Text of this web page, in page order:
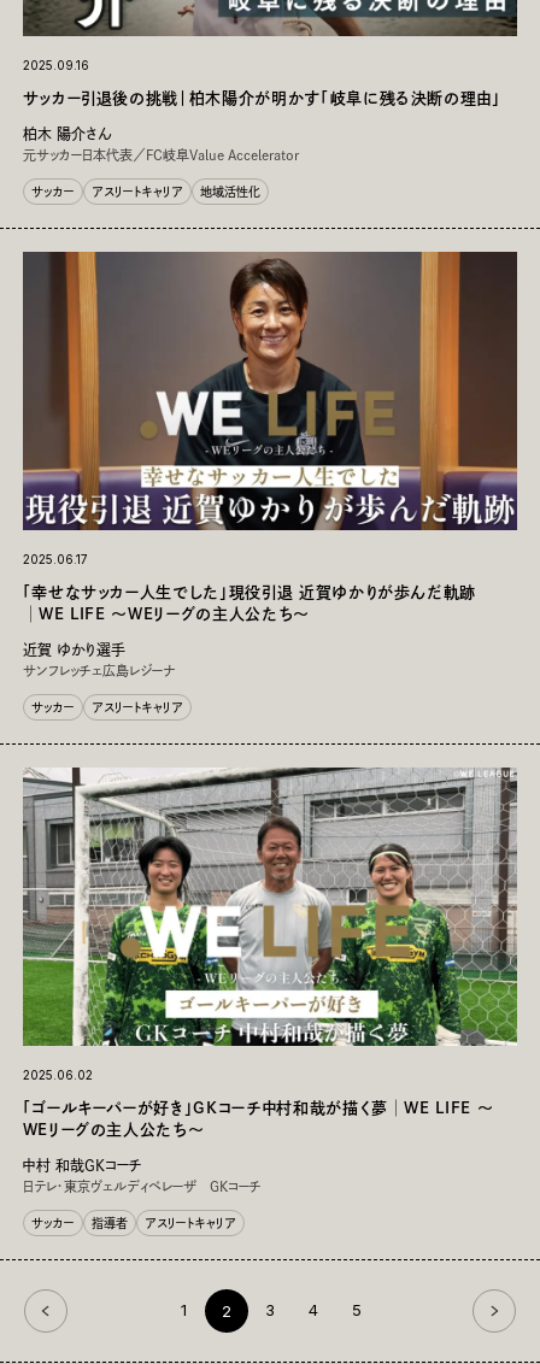
イベントレポート ダイバーシティ推進 地域活性化
2025.09.16
サッカー引退後の挑戦｜柏木陽介が明かす「岐阜に残る決断の理由」
柏木 陽介さん
元サッカー日本代表／FC岐阜Value Accelerator
サッカー アスリートキャリア 地域活性化
2025.06.17
「幸せなサッカー人生でした」現役引退 近賀ゆかりが歩んだ軌跡
│WE LIFE ～WEリーグの主人公たち～
近賀 ゆかり選手
サンフレッチェ広島レジーナ
サッカー アスリートキャリア
2025.06.02
「ゴールキーパーが好き」GKコーチ中村和哉が描く夢│WE LIFE ～
WEリーグの主人公たち～
中村 和哉GKコーチ
日テレ・東京ヴェルディベレーザ GKコーチ
サッカー 指導者 アスリートキャリア
1 2 3 4 5